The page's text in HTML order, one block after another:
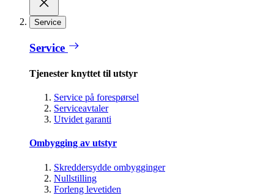
Service
Service
Tjenester knyttet til utstyr
Service på forespørsel
Serviceavtaler
Utvidet garanti
Ombygging av utstyr
Skreddersydde ombygginger
Nullstilling
Forleng levetiden